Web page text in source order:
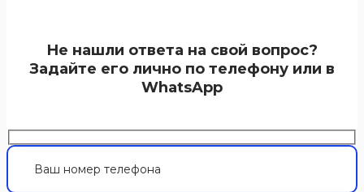
Не нашли ответа на свой вопрос?
Задайте его лично по телефону или в
WhatsApp